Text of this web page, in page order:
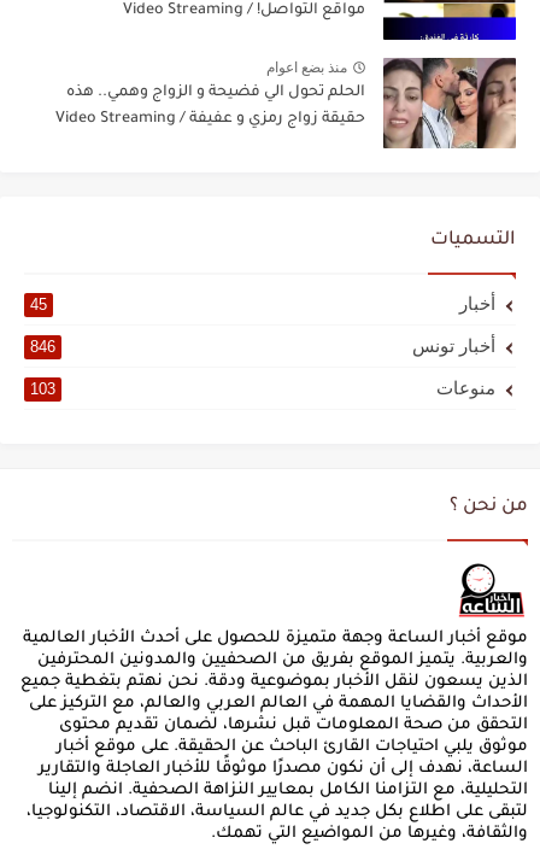
مواقع التواصل! / Video Streaming
منذ بضع اعوام
الحلم تحول الي فضيحة و الزواج وهمي.. هذه
حقيقة زواج رمزي و عفيفة / Video Streaming
التسميات
أخبار 45
أخبار تونس 846
منوعات 103
من نحن ؟
موقع أخبار الساعة وجهة متميزة للحصول على أحدث الأخبار العالمية
والعربية. يتميز الموقع بفريق من الصحفيين والمدونين المحترفين
الذين يسعون لنقل الأخبار بموضوعية ودقة. نحن نهتم بتغطية جميع
الأحداث والقضايا المهمة في العالم العربي والعالم، مع التركيز على
التحقق من صحة المعلومات قبل نشرها، لضمان تقديم محتوى
موثوق يلبي احتياجات القارئ الباحث عن الحقيقة. على موقع أخبار
الساعة، نهدف إلى أن نكون مصدرًا موثوقًا للأخبار العاجلة والتقارير
التحليلية، مع التزامنا الكامل بمعايير النزاهة الصحفية. انضم إلينا
لتبقى على اطلاع بكل جديد في عالم السياسة، الاقتصاد، التكنولوجيا،
والثقافة، وغيرها من المواضيع التي تهمك.